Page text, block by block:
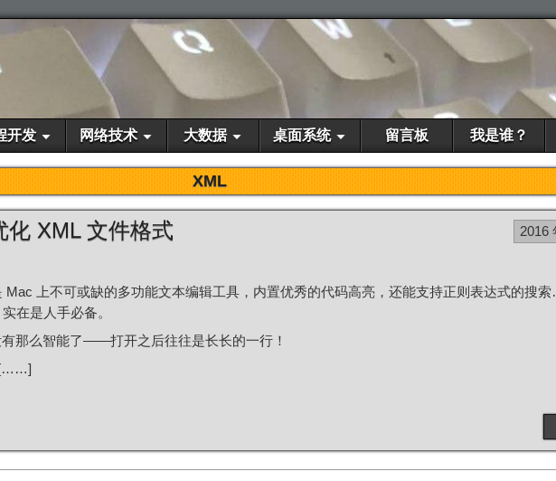
开发 网络技术 大数据 桌面系统 留言板 我是谁？
XML
化 XML 文件格式
2016
Mac 上不可或缺的多功能文本编辑工具，内置优秀的代码高亮，还能支持正则表达式的搜
在是人手必备。
有那么智能了——打开之后往往是长长的一行！